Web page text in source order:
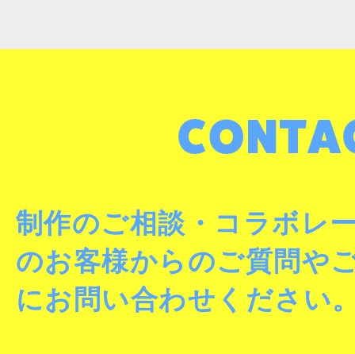
制作のご相談・コラボレ
のお客様からのご質問や
にお問い合わせください